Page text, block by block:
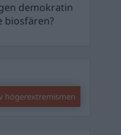
demokratin
biosfären?
högerextremismen